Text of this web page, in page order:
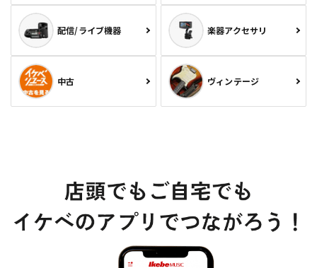
配信/ライブ機器 楽器アクセサリ
中古 ヴィンテージ